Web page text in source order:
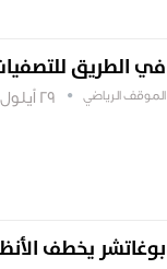
في الطريق
الموقف الرياضي 29 أيلول , 2025
بوغاتشر يخطف